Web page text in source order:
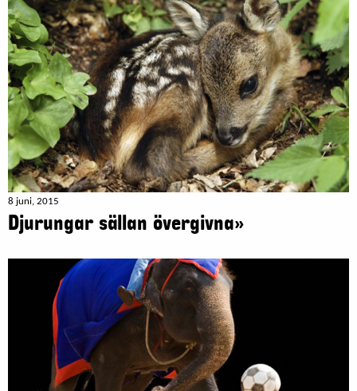
8 juni, 2015
Djurungar sällan övergivna»